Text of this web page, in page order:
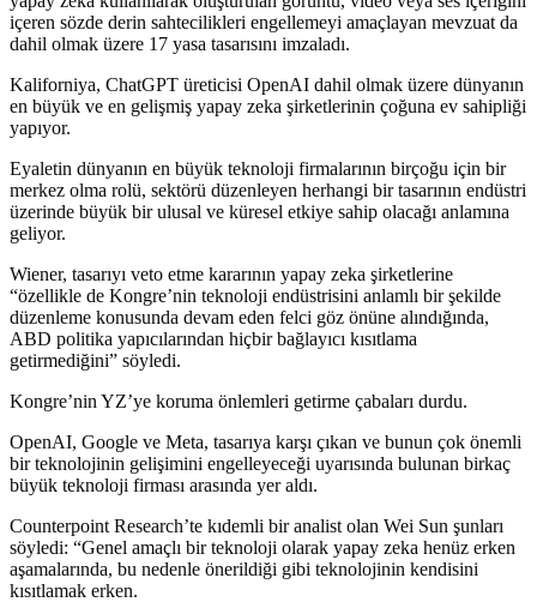
içeren sözde derin sahtecilikleri engellemeyi amaçlayan mevzuat da
dahil olmak üzere 17 yasa tasarısını imzaladı.
Kaliforniya, ChatGPT üreticisi OpenAI dahil olmak üzere dünyanın
en büyük ve en gelişmiş yapay zeka şirketlerinin çoğuna ev sahipliği
yapıyor.
Eyaletin dünyanın en büyük teknoloji firmalarının birçoğu için bir
merkez olma rolü, sektörü düzenleyen herhangi bir tasarının endüstri
üzerinde büyük bir ulusal ve küresel etkiye sahip olacağı anlamına
geliyor.
Wiener, tasarıyı veto etme kararının yapay zeka şirketlerine
“özellikle de Kongre’nin teknoloji endüstrisini anlamlı bir şekilde
düzenleme konusunda devam eden felci göz önüne alındığında,
ABD politika yapıcılarından hiçbir bağlayıcı kısıtlama
getirmediğini” söyledi.
Kongre’nin YZ’ye koruma önlemleri getirme çabaları durdu.
OpenAI, Google ve Meta, tasarıya karşı çıkan ve bunun çok önemli
bir teknolojinin gelişimini engelleyeceği uyarısında bulunan birkaç
büyük teknoloji firması arasında yer aldı.
Counterpoint Research’te kıdemli bir analist olan Wei Sun şunları
söyledi: “Genel amaçlı bir teknoloji olarak yapay zeka henüz erken
aşamalarında, bu nedenle önerildiği gibi teknolojinin kendisini
kısıtlamak erken.